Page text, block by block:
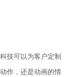
技可以为客户定制
作，还是动画的情